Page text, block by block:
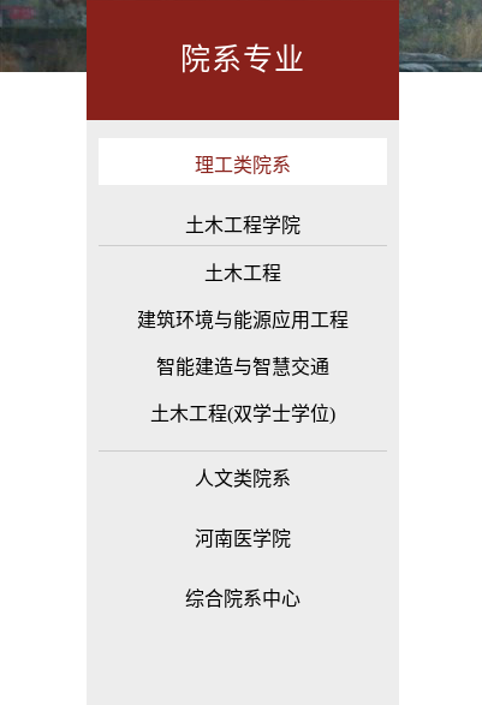
院系专业
理工类院系
土木工程学院
土木工程
建筑环境与能源应用工程
智能建造与智慧交通
土木工程(双学士学位)
人文类院系
河南医学院
综合院系中心